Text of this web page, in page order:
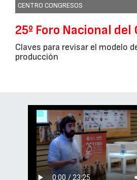
CENTRO CONGRESOS
25º Foro Nacional del
Claves para revisar el modelo
producción